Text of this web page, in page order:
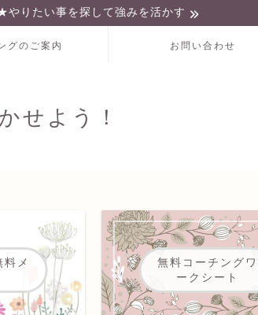
りたい事を探して強みを活かす
グのご案内 お問い合わせ
せよう！
メ
無料コーチングワ
ークシート